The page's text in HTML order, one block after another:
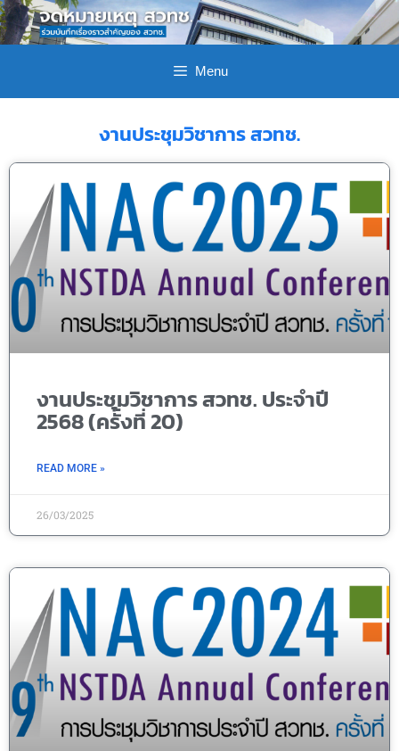
Menu
งานประชุมวิชาการ สวทช.
งานประชุมวิชาการ สวทช. ประจำปี
2568 (ครั้งที่ 20)
READ MORE »
26/03/2025